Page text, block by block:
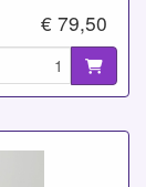
€ 79,50